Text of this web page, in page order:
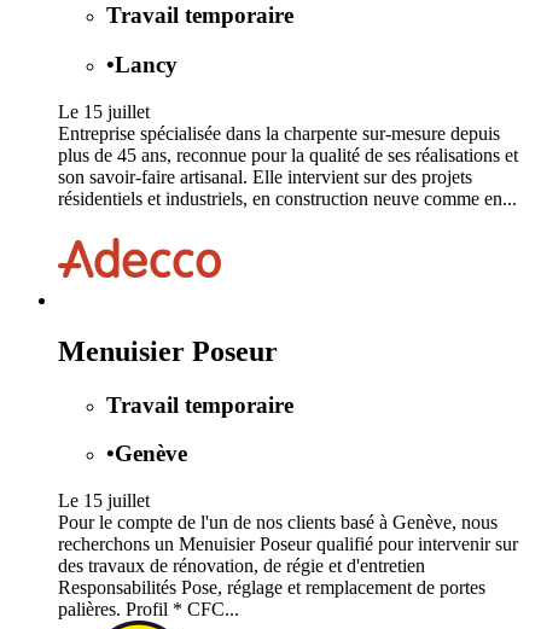
Travail temporaire
•Lancy
Le 15 juillet
Entreprise spécialisée dans la charpente sur‑mesure depuis
plus de 45 ans, reconnue pour la qualité de ses réalisations et
son savoir‑faire artisanal. Elle intervient sur des projets
résidentiels et industriels, en construction neuve comme en...
Menuisier Poseur
Travail temporaire
•Genève
Le 15 juillet
Pour le compte de l'un de nos clients basé à Genève, nous
recherchons un Menuisier Poseur qualifié pour intervenir sur
des travaux de rénovation, de régie et d'entretien
Responsabilités Pose, réglage et remplacement de portes
palières. Profil * CFC...